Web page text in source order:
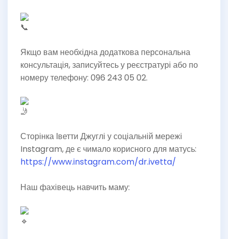
Якщо вам необхідна додаткова персональна
консультація, записуйтесь у реєстратурі або по
номеру телефону: 096 243 05 02.
Сторінка Іветти Джуглі у соціальній мережі
Instagram, де є чимало корисного для матусь:
https://www.instagram.com/dr.ivetta/
Наш фахівець навчить маму: